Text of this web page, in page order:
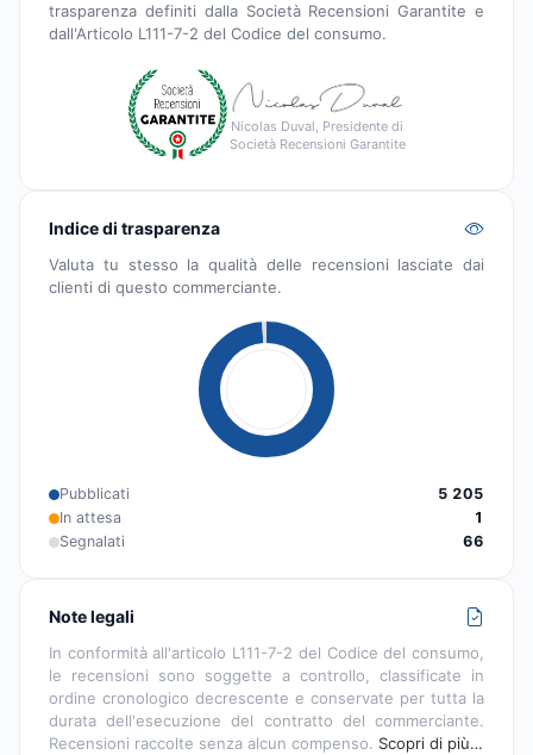
trasparenza definiti dalla Società Recensioni Garantite e
dall'Articolo L111-7-2 del Codice del consumo.
Nicolas Duval, Presidente di
Società Recensioni Garantite
Indice di trasparenza
Valuta tu stesso la qualità delle recensioni lasciate dai
clienti di questo commerciante.
Pubblicati
5 205
In attesa
1
Segnalati
66
Note legali
In conformità all'articolo L111-7-2 del Codice del consumo,
le recensioni sono soggette a controllo, classificate in
ordine cronologico decrescente e conservate per tutta la
durata dell'esecuzione del contratto del commerciante.
Recensioni raccolte senza alcun compenso. Scopri di più…